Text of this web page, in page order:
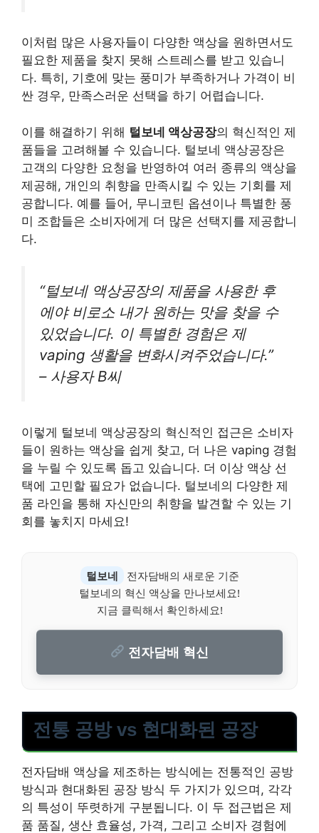
이처럼 많은 사용자들이 다양한 액상을 원하면서도
필요한 제품을 찾지 못해 스트레스를 받고 있습니
다. 특히, 기호에 맞는 풍미가 부족하거나 가격이 비
싼 경우, 만족스러운 선택을 하기 어렵습니다.
이를 해결하기 위해 털보네 액상공장의 혁신적인 제
품들을 고려해볼 수 있습니다. 털보네 액상공장은
고객의 다양한 요청을 반영하여 여러 종류의 액상을
제공해, 개인의 취향을 만족시킬 수 있는 기회를 제
공합니다. 예를 들어, 무니코틴 옵션이나 특별한 풍
미 조합들은 소비자에게 더 많은 선택지를 제공합니
다.
“털보네 액상공장의 제품을 사용한 후
에야 비로소 내가 원하는 맛을 찾을 수
있었습니다. 이 특별한 경험은 제
vaping 생활을 변화시켜주었습니다.”
– 사용자 B씨
이렇게 털보네 액상공장의 혁신적인 접근은 소비자
들이 원하는 액상을 쉽게 찾고, 더 나은 vaping 경험
을 누릴 수 있도록 돕고 있습니다. 더 이상 액상 선
택에 고민할 필요가 없습니다. 털보네의 다양한 제
품 라인을 통해 자신만의 취향을 발견할 수 있는 기
회를 놓치지 마세요!
털보네
전자담배의 새로운 기준
털보네의 혁신 액상을 만나보세요!
지금 클릭해서 확인하세요!
전자담배 혁신
전통 공방 vs 현대화된 공장
전자담배 액상을 제조하는 방식에는 전통적인 공방
방식과 현대화된 공장 방식 두 가지가 있으며, 각각
의 특성이 뚜렷하게 구분됩니다. 이 두 접근법은 제
품 품질, 생산 효율성, 가격, 그리고 소비자 경험에